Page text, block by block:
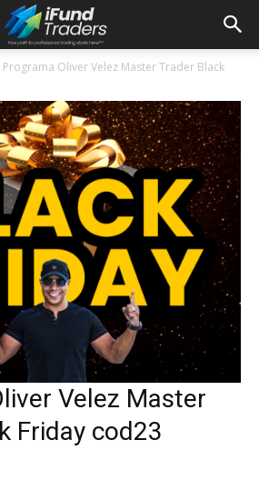
Programa Oliver Velez Master Trader Black
Velez Master
Friday cod23